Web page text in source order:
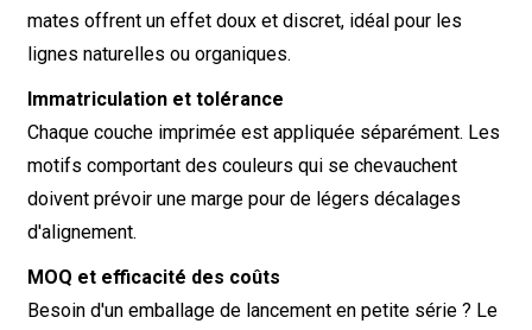
mates offrent un effet doux et discret, idéal pour les
lignes naturelles ou organiques.
Immatriculation et tolérance
Chaque couche imprimée est appliquée séparément. Les
motifs comportant des couleurs qui se chevauchent
doivent prévoir une marge pour de légers décalages
d'alignement.
MOQ et efficacité des coûts
Besoin d'un emballage de lancement en petite série ? Le